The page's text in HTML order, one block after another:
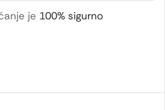
je 100% sigurno